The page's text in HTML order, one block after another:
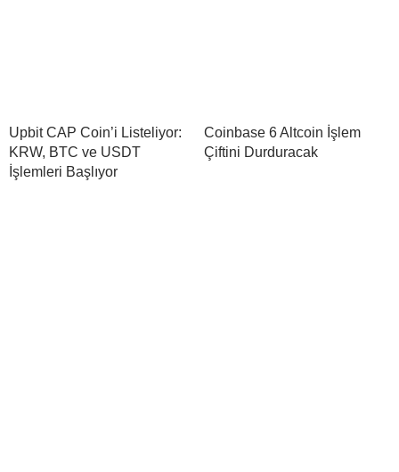
Upbit CAP Coin’i Listeliyor:
KRW, BTC ve USDT
İşlemleri Başlıyor
Coinbase 6 Altcoin İşlem
Çiftini Durduracak